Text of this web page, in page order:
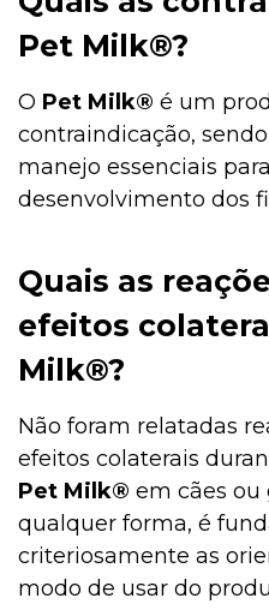
Pet Milk®?
O Pet Milk® é um
contraindicação,
manejo essenciais
desenvolvimento dos
Quais as
efeitos
Milk®?
Não foram relatadas
efeitos colaterais
Pet Milk® em cães ou
qualquer forma, é
criteriosamente as
modo de usar do